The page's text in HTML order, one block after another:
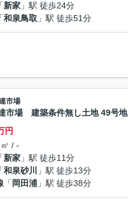
「新家 」駅 徒歩24分
「和泉鳥取 」駅 徒歩51分
市場
市場 建築条件無し土地 49号地
円
/ -
「新家 」駅 徒歩11分
「和泉砂川
」駅 徒歩13分
「 岡田浦 」駅 徒歩38分